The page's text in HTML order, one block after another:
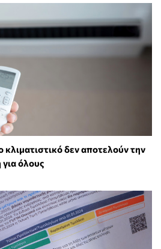
κλιματιστικό δεν αποτελούν την
για όλους